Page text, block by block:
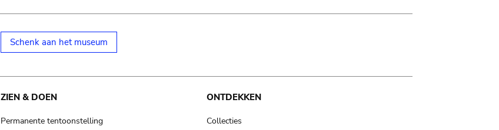
Schenk aan het museum
ZIEN & DOEN
Permanente tentoonstelling
ONTDEKKEN
Collecties